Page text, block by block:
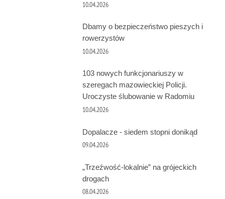
10.04.2026
Dbamy o bezpieczeństwo pieszych i
rowerzystów
10.04.2026
103 nowych funkcjonariuszy w
szeregach mazowieckiej Policji.
Uroczyste ślubowanie w Radomiu
10.04.2026
Dopalacze - siedem stopni donikąd
09.04.2026
„Trzeźwość-lokalnie” na grójeckich
drogach
08.04.2026